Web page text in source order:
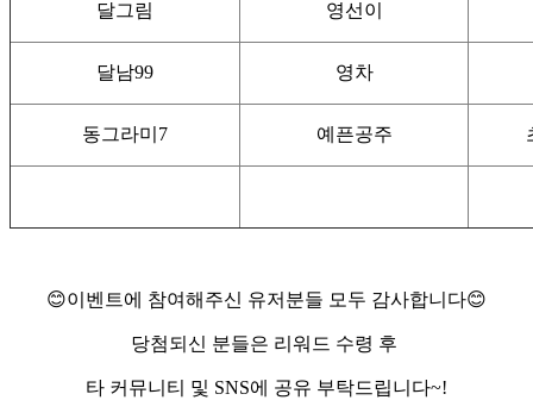
달그림 영선이
달남99 영차
동그라미7 예픈공주
😊이벤트에 참여해주신 유저분들 모두 감사합니다😊
당첨되신 분들은 리워드 수령 후
타 커뮤니티 및 SNS에 공유 부탁드립니다~!